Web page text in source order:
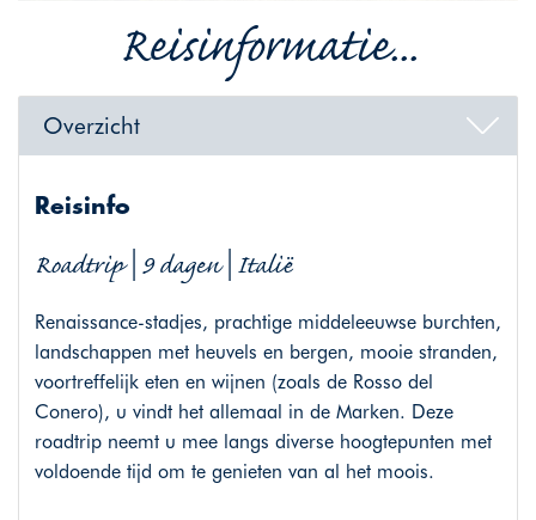
Reisinformatie...
Overzicht
Reisinfo
Roadtrip | 9 dagen | Italië
Renaissance-stadjes, prachtige middeleeuwse burchten,
landschappen met heuvels en bergen, mooie stranden,
voortreffelijk eten en wijnen (zoals de Rosso del
Conero), u vindt het allemaal in de Marken. Deze
roadtrip neemt u mee langs diverse hoogtepunten met
voldoende tijd om te genieten van al het moois.